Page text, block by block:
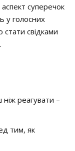
суперечок
у голосних
свідками
реагувати –
тим, як